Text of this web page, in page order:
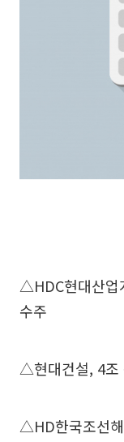
△HDC현대산업
수주
△현대건설, 4조
△HD한국조선